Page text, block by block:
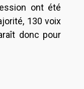
ont été
130 voix
donc pour